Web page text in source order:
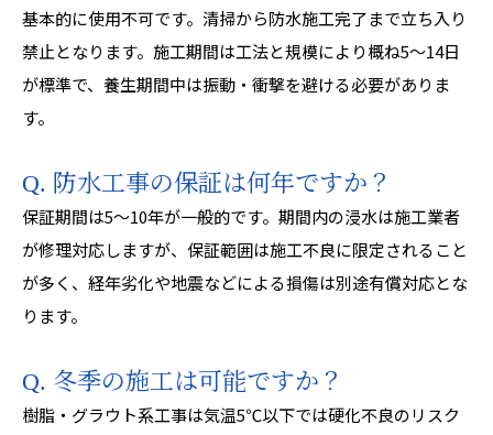
基本的に使用不可です。清掃から防水施工完了まで立ち入り
禁止となります。施工期間は工法と規模により概ね5〜14日
が標準で、養生期間中は振動・衝撃を避ける必要がありま
す。
Q. 防水工事の保証は何年ですか？
保証期間は5〜10年が一般的です。期間内の浸水は施工業者
が修理対応しますが、保証範囲は施工不良に限定されること
が多く、経年劣化や地震などによる損傷は別途有償対応とな
ります。
Q. 冬季の施工は可能ですか？
樹脂・グラウト系工事は気温5℃以下では硬化不良のリスク